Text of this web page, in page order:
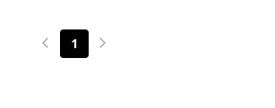
Page précédente
1 Page suivante